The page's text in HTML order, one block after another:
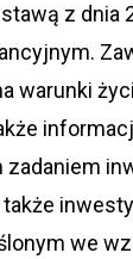
z dnia
warunki
zadaniem
we